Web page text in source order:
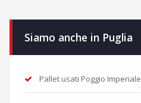
Siamo anche in Puglia
Pallet usati Poggio Imperiale